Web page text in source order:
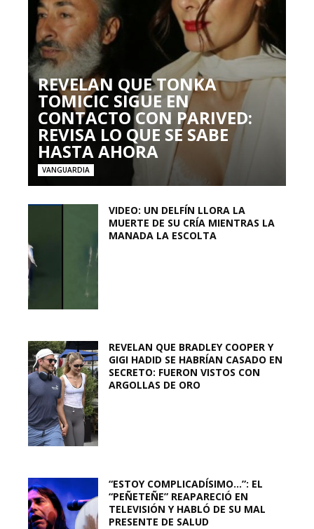
REVELAN QUE TONKA
TOMICIC SIGUE EN
CONTACTO CON PARIVED:
REVISA LO QUE SE SABE
HASTA AHORA
VANGUARDIA
VIDEO: UN DELFÍN LLORA LA
MUERTE DE SU CRÍA MIENTRAS LA
MANADA LA ESCOLTA
REVELAN QUE BRADLEY COOPER Y
GIGI HADID SE HABRÍAN CASADO EN
SECRETO: FUERON VISTOS CON
ARGOLLAS DE ORO
“ESTOY COMPLICADÍSIMO…”: EL
“PEÑETEÑE” REAPARECIÓ EN
TELEVISIÓN Y HABLÓ DE SU MAL
PRESENTE DE SALUD